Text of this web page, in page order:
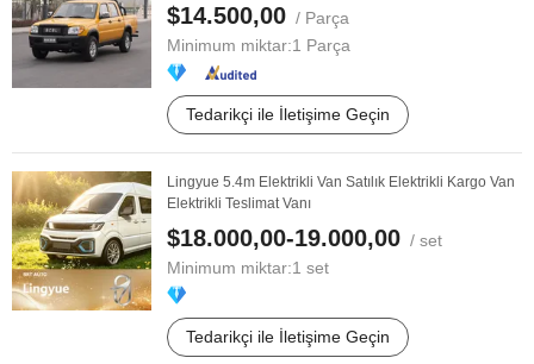
$14.500,00 / Parça
Minimum miktar:1 Parça
Tedarikçi ile İletişime Geçin
Lingyue 5.4m Elektrikli Van Satılık Elektrikli Kargo Van
Elektrikli Teslimat Vanı
$18.000,00-19.000,00 / set
Minimum miktar:1 set
Tedarikçi ile İletişime Geçin